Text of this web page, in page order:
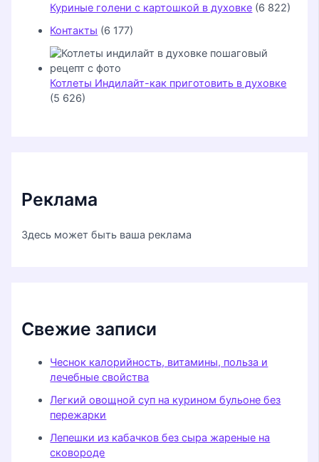
Куриные голени с картошкой в духовке (6 822)
Контакты (6 177)
Котлеты Индилайт-как приготовить в духовке
(5 626)
Реклама
Здесь может быть ваша реклама
Свежие записи
Чеснок калорийность, витамины, польза и
лечебные свойства
Легкий овощной суп на курином бульоне без
пережарки
Лепешки из кабачков без сыра жареные на
сковороде